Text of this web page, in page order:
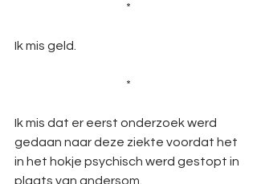
*
Ik mis geld.
*
Ik mis dat er eerst onderzoek werd
gedaan naar deze ziekte voordat het
in het hokje psychisch werd gestopt in
plaats van andersom.